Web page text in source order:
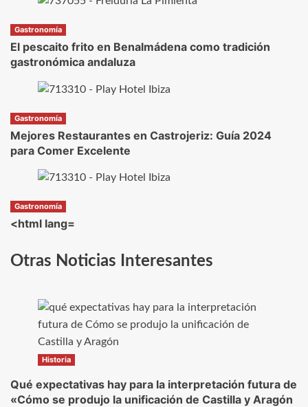
Gastronomía
El pescaito frito en Benalmádena como tradición
gastronómica andaluza
Gastronomía
Mejores Restaurantes en Castrojeriz: Guía 2024
para Comer Excelente
Gastronomía
<html lang=
Otras Noticias Interesantes
Historia
Qué expectativas hay para la interpretación futura de
«Cómo se produjo la unificación de Castilla y Aragón